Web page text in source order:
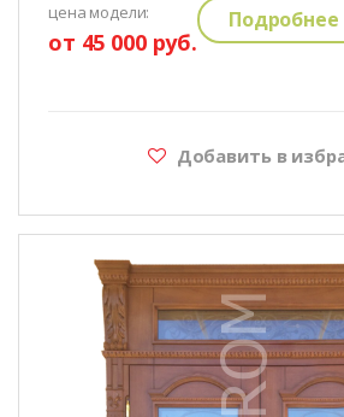
цена модели:
от 45 000 руб.
Подробнее
Добавить в